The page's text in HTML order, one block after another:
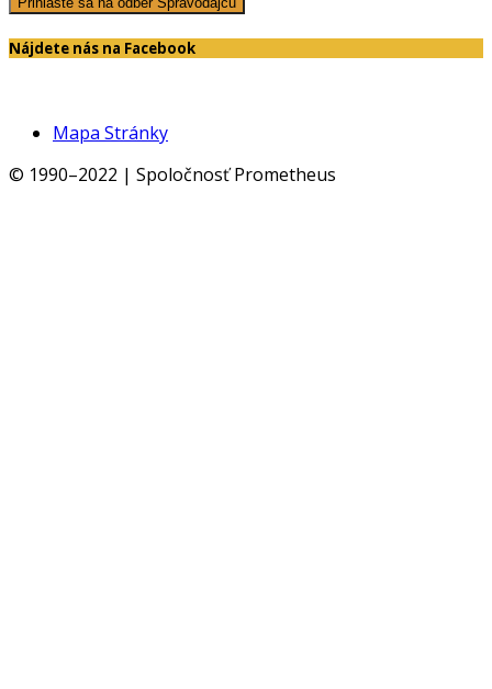
Nájdete nás na Facebook
Mapa Stránky
© 1990–2022 | Spoločnosť Prometheus